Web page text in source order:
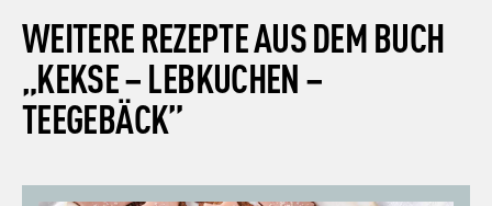
WEITERE REZEPTE AUS DEM BUCH
„KEKSE – LEBKUCHEN –
TEEGEBÄCK”